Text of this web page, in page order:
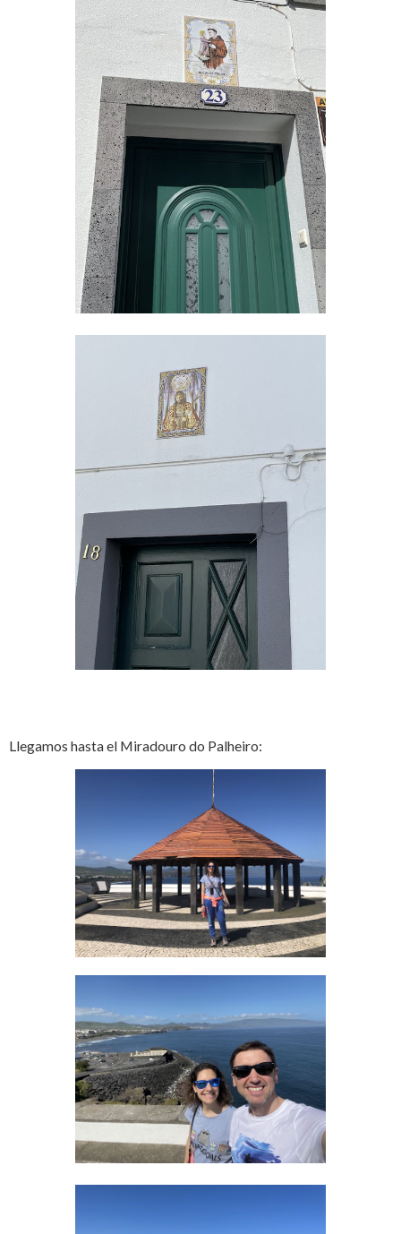
Llegamos hasta el Miradouro do Palheiro: